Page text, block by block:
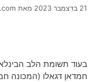
21 בדצמבר 2023 מאת
בעוד תשומת הלב
חמדאן דגאלו (המכונה